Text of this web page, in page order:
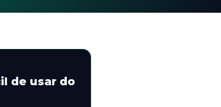
de usar do